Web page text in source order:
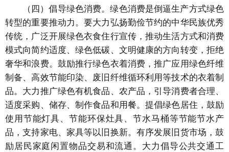
（四）倡导绿色消费。绿色消费是倒逼生产方式绿色
转型的重要推动力。要大力弘扬勤俭节约的中华民族优秀
传统，广泛开展绿色衣食住行宣传，推动生活方式和消费
模式向简约适度、绿色低碳、文明健康的方向转变，拒绝
奢华和浪费。鼓励推行绿色衣着消费，推广应用绿色纤维
制备、高效节能印染、废旧纤维循环利用等技术的衣着制
品。大力推广绿色有机食品、农产品，引导消费者合理、
适度采购、储存、制作食品和用餐。提倡绿色居住，鼓励
使用节能灯具、节能环保灶具、节水马桶等节能节水产
品，支持家电、家具等以旧换新。有序发展旧货市场，鼓
励居民家庭闲置物品交易和流通。大力倡导公共交通工